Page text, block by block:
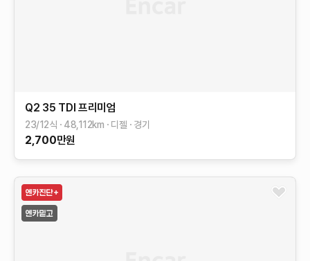
Q2 35 TDI 프리미엄
23/12식 48,112km 디젤 경기
2,700만원